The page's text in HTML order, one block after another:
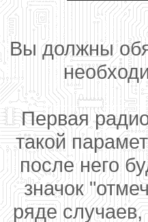
Вы должны
Первая
такой
после него
значок
ряде случаев,